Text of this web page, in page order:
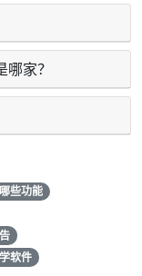
家？
些功能
软件